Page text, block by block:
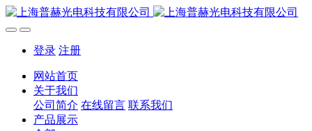
登录 注册
网站首页
关于我们
公司简介 在线留言 联系我们
产品展示